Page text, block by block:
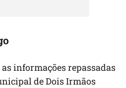
informações repassadas
de Dois Irmãos